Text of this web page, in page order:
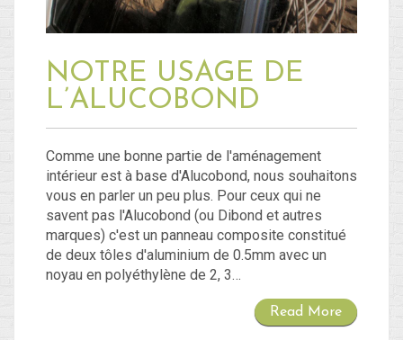
NOTRE USAGE DE
L’ALUCOBOND
Comme une bonne partie de l'aménagement
intérieur est à base d'Alucobond, nous souhaitons
vous en parler un peu plus. Pour ceux qui ne
savent pas l'Alucobond (ou Dibond et autres
marques) c'est un panneau composite constitué
de deux tôles d'aluminium de 0.5mm avec un
noyau en polyéthylène de 2, 3…
Read More